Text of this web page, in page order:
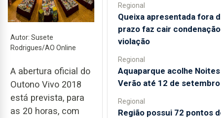
Autor: Susete
Rodrigues/AO Online
A abertura oficial do
Outono Vivo 2018
está prevista, para
as 20 horas, com
Regional
Queixa apresentada fora
prazo faz cair
violação
Regional
Aquaparque acolhe
Verão até 12 de setembro
Regional
Região possui 72 pontos